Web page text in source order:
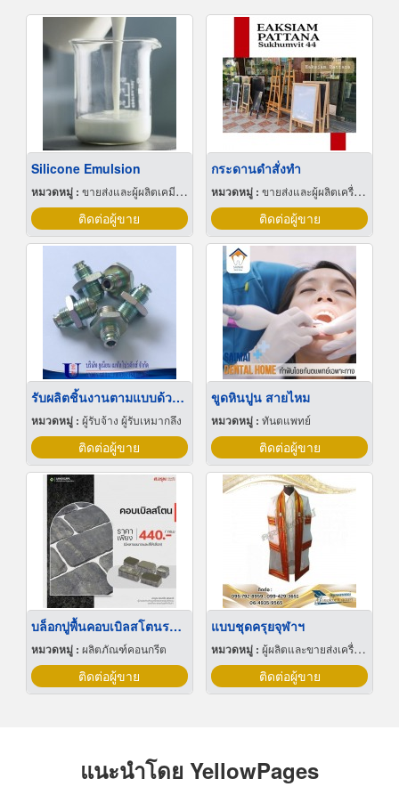
Silicone Emulsion
หมวดหมู่ : ขายส่งและผู้ผลิตเคมีภัณฑ์
ติดต่อผู้ขาย
กระดานดำสั่งทำ
หมวดหมู่ : ขายส่งและผู้ผลิตเครื่องเขียน
ติดต่อผู้ขาย
รับผลิตชิ้นงานตามแบบด้วยเครื่อง cnc
หมวดหมู่ : ผู้รับจ้าง ผู้รับเหมากลึง
ติดต่อผู้ขาย
ขูดหินปูน สายไหม
หมวดหมู่ : ทันตแพทย์
ติดต่อผู้ขาย
บล็อกปูพื้นคอบเบิลสโตนราคาส่ง
หมวดหมู่ : ผลิตภัณฑ์คอนกรีต
ติดต่อผู้ขาย
แบบชุดครุยจุฬาฯ
หมวดหมู่ : ผู้ผลิตและขายส่งเครื่องแบบ
ติดต่อผู้ขาย
แนะนำโดย YellowPages